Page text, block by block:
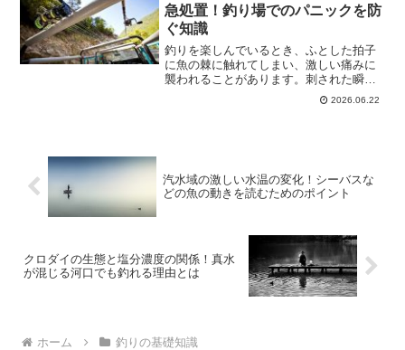
急処置！釣り場でのパニックを防
ぐ知識
釣りを楽しんでいるとき、ふとした拍子
に魚の棘に触れてしまい、激しい痛みに
襲われることがあります。刺された瞬間
の動揺や痛みは想像以上で、正しい応急
処置を知っているかどうかでその後の症
2026.06.22
汽水域の激しい水温の変化！シーバスな
どの魚の動きを読むためのポイント
クロダイの生態と塩分濃度の関係！真水
が混じる河口でも釣れる理由とは
ホーム 釣りの基礎知識